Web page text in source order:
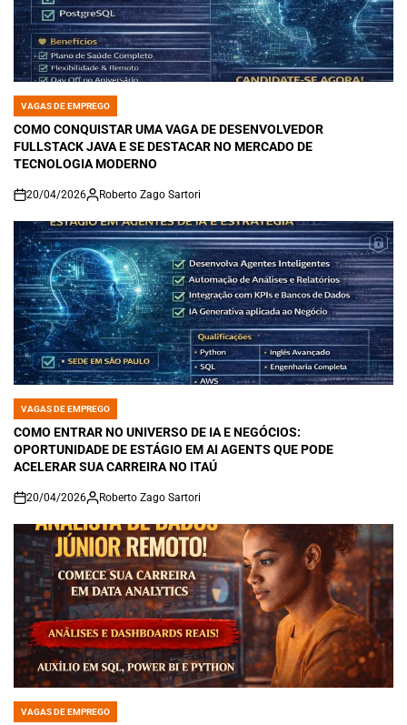
POSTED
IN
VAGAS DE EMPREGO
COMO CONQUISTAR UMA VAGA DE DESENVOLVEDOR
FULLSTACK JAVA E SE DESTACAR NO MERCADO DE
TECNOLOGIA MODERNO
on
20/04/2026 Roberto Zago Sartori
POSTED
IN
VAGAS DE EMPREGO
COMO ENTRAR NO UNIVERSO DE IA E NEGÓCIOS:
OPORTUNIDADE DE ESTÁGIO EM AI AGENTS QUE PODE
ACELERAR SUA CARREIRA NO ITAÚ
on
20/04/2026 Roberto Zago Sartori
POSTED
VAGAS DE EMPREGO